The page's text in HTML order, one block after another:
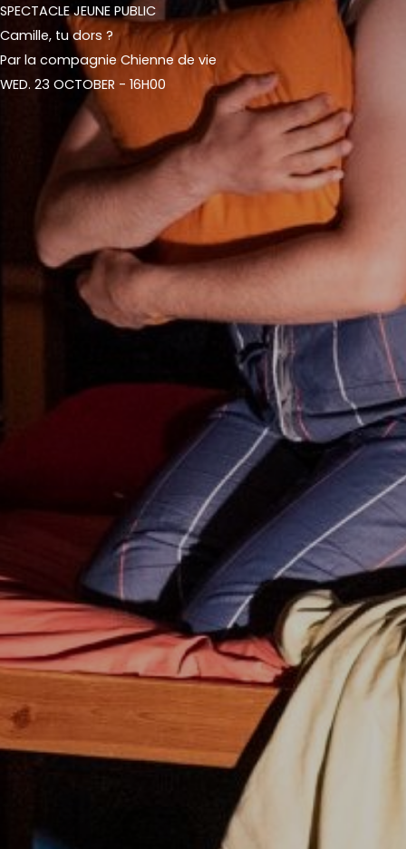
SPECTACLE JEUNE PUBLIC
Camille, tu dors ?
Par la compagnie Chienne de vie
WED. 23 OCTOBER - 16H00